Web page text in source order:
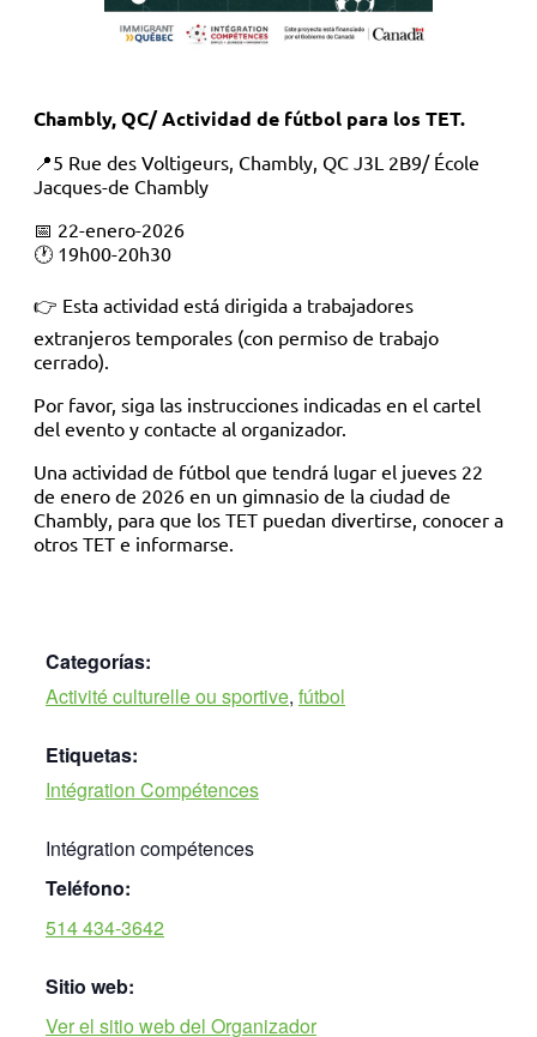
Chambly, QC/ Actividad de fútbol para los TET.
📍5 Rue des Voltigeurs, Chambly, QC J3L 2B9/ École
Jacques-de Chambly
📅 22-enero-2026
🕐 19h00-20h30
👉 Esta actividad está dirigida a trabajadores
extranjeros temporales (con permiso de trabajo
cerrado).
Por favor, siga las instrucciones indicadas en el cartel
del evento y contacte al organizador.
Una actividad de fútbol que tendrá lugar el jueves 22
de enero de 2026 en un gimnasio de la ciudad de
Chambly, para que los TET puedan divertirse, conocer a
otros TET e informarse.
Categorías:
Activité culturelle ou sportive, fútbol
Etiquetas:
Intégration Compétences
Intégration compétences
Teléfono:
514 434-3642
Sitio web:
Ver el sitio web del Organizador